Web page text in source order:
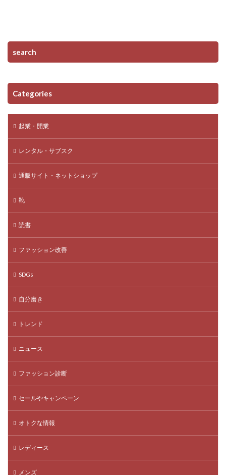
search
Categories
起業・開業
レンタル・サブスク
通販サイト・ネットショップ
靴
読書
ファッション改善
SDGs
自分磨き
トレンド
ニュース
ファッション診断
セールやキャンペーン
オトクな情報
レディース
メンズ